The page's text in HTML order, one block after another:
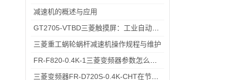
减速机的概述与应用
三菱重工蜗轮蜗杆减速机操作规程与维护